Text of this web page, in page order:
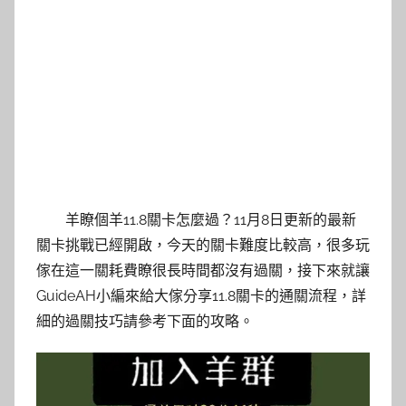
羊瞭個羊11.8關卡怎麼過？11月8日更新的最新
關卡挑戰已經開啟，今天的關卡難度比較高，很多玩
傢在這一關耗費瞭很長時間都沒有過關，接下來就讓
GuideAH小編來給大傢分享11.8關卡的通關流程，詳
細的過關技巧請參考下面的攻略。